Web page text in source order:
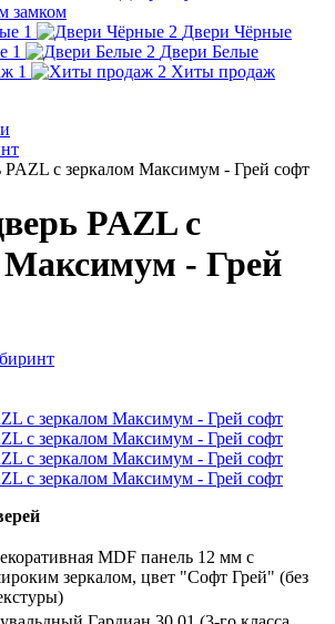
замком
Двери Чёрные
Двери Белые
Хиты продаж
PAZL с зеркалом Максимум - Грей софт
PAZL с
Максимум - Грей
MDF панель 12 мм с
зеркалом, цвет "Софт Грей" (без